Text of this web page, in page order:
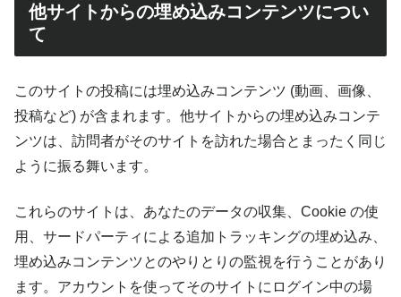
他サイトからの埋め込みコンテンツについ
て
このサイトの投稿には埋め込みコンテンツ (動画、画像、
投稿など) が含まれます。他サイトからの埋め込みコンテ
ンツは、訪問者がそのサイトを訪れた場合とまったく同じ
ように振る舞います。
これらのサイトは、あなたのデータの収集、Cookie の使
用、サードパーティによる追加トラッキングの埋め込み、
埋め込みコンテンツとのやりとりの監視を行うことがあり
ます。アカウントを使ってそのサイトにログイン中の場